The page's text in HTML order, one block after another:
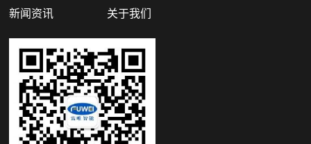
新闻资讯
关于我们